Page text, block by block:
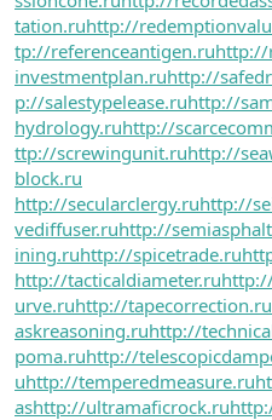
tation.ruhttp://
tp://referenceantigen.ruhttp://
investmentplan.ruhttp://
p://salestypelease.ruhttp://
hydrology.ruhttp://
ttp://screwingunit.ruhttp://
block.ru
http://secularclergy.ruhttp://
vediffuser.ruhttp://
ining.ruhttp://spicetrade.ru
http://tacticaldiameter.ru
urve.ruhttp://tapecorrection.ru
askreasoning.ruhttp://
poma.ruhttp://
uhttp://temperedmeasure.ru
ashttp://ultramaficrock.ru